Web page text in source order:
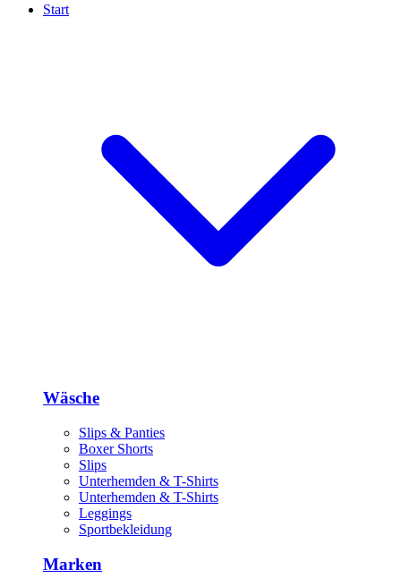
Start
Wäsche
Slips & Panties
Boxer Shorts
Slips
Unterhemden & T-Shirts
Unterhemden & T-Shirts
Leggings
Sportbekleidung
Marken